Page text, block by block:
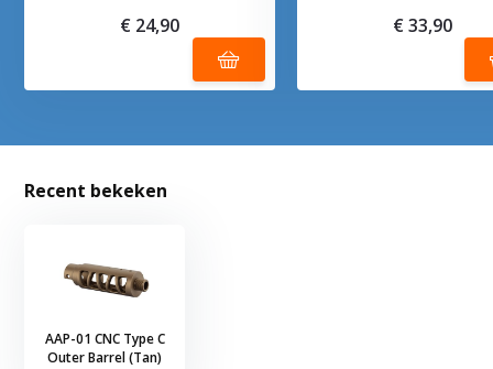
€ 24,90 € 33,90
Recent bekeken
AAP-01 CNC Type C
Outer Barrel (Tan)